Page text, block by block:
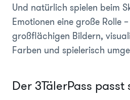
Und natürlich spielen beim
Emotionen eine große Rolle
großflächigen Bildern,
Farben und spielerisch
Der 3TälerPass passt